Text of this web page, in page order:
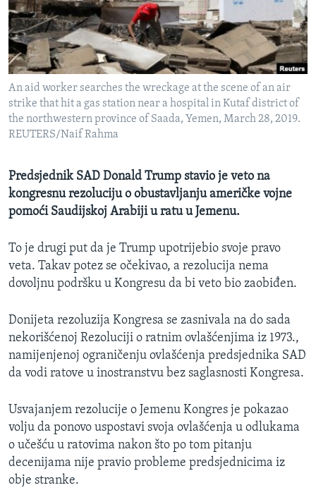
MAGAZIN
O GLASU AMERIKE
Learning English
PRATITE NAS
Jezici
An aid worker searches the wreckage at the scene of an air
strike that hit a gas station near a hospital in Kutaf district of
the northwestern province of Saada, Yemen, March 28, 2019.
REUTERS/Naif Rahma
Predsjednik SAD Donald Trump stavio je veto na
kongresnu rezoluciju o obustavljanju američke vojne
pomoći Saudijskoj Arabiji u ratu u Jemenu.
To je drugi put da je Trump upotrijebio svoje pravo
veta. Takav potez se očekivao, a rezolucija nema
dovoljnu podršku u Kongresu da bi veto bio zaobiđen.
Donijeta rezoluzija Kongresa se zasnivala na do sada
nekorišćenoj Rezoluciji o ratnim ovlašćenjima iz 1973.,
namijenjenoj ograničenju ovlašćenja predsjednika SAD
da vodi ratove u inostranstvu bez saglasnosti Kongresa.
Usvajanjem rezolucije o Jemenu Kongres je pokazao
volju da ponovo uspostavi svoja ovlašćenja u odlukama
o učešću u ratovima nakon što po tom pitanju
decenijama nije pravio probleme predsjednicima iz
obje stranke.